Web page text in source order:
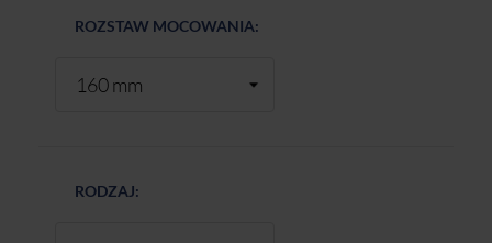
ROZSTAW MOCOWANIA:
RODZAJ: